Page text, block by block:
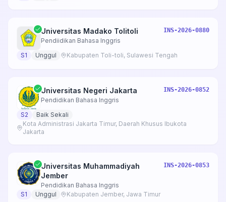
Universitas Madako Tolitoli
Pendiidikan Bahasa Inggris
INS-2026-0880
S1 Unggul Kabupaten Toli-toli, Sulawesi Tengah
Universitas Negeri Jakarta
Pendidikan Bahasa Inggris
INS-2026-0852
S2
Baik Sekali
Kota Administrasi Jakarta Timur, Daerah Khusus Ibukota
Jakarta
Universitas Muhammadiyah
Jember
Pendidikan Bahasa Inggris
INS-2026-0853
S1 Unggul Kabupaten Jember, Jawa Timur